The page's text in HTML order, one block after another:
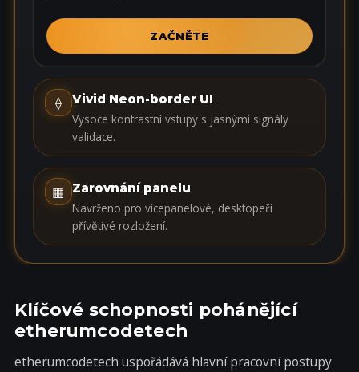
t
a
t
e
1
ZAČNĚTE
⟠
Vivid Neon-border UI
Vysoce kontrastní vstupy s jasnými signály
validace.
▦ Zarovnání panelu
Navrženo pro vícepanelové, desktopeři
přívětivé rozložení.
Klíčové schopnosti pohánějící
etherumcodetech
etherumcodetech uspořádává hlavní pracovní postupy